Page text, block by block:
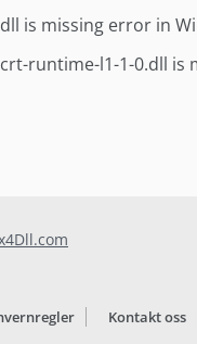
is missing error in
runtime-l1-1-0.dll is
Kontakt oss